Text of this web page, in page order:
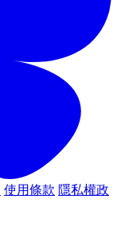
使用條款 隱私權政